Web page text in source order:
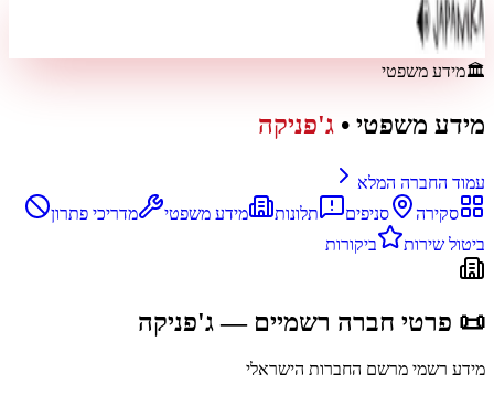
🏛️מידע משפטי
מידע משפטי • ג'פניקה
עמוד החברה המלא
סקירה
סניפים תלונות מידע משפטי
מדריכי פתרון
ביטול שירות
ביקורות
📜 פרטי חברה רשמיים — ג'פניקה
מידע רשמי מרשם החברות הישראלי